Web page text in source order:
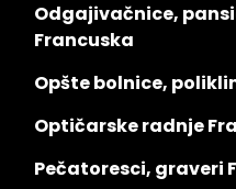
Odgajivačnice,
Francuska
Opšte bolnice,
Optičarske radnje
Pečatoresci, graveri